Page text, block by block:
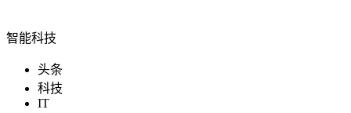
智能科技
头条
科技
IT